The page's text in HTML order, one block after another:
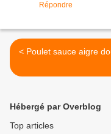
Répondre
< Poulet sauce aigre
Hébergé par Overblog
Top articles